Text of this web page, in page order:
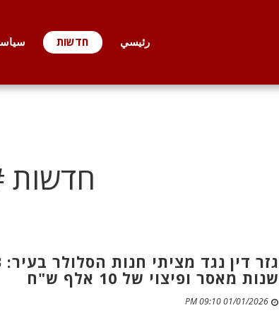
رئيسي חדשות
חדשות
גזר
שנות מאסר ופיצוי של 10 אלף ש"ח
01/01/2026 09:10 PM